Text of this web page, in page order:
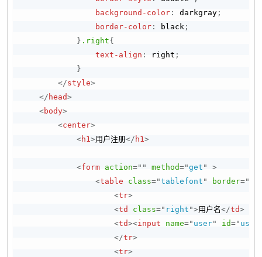
background-color : darkgray ;
border-color : black ;
} .right{
text-align : right ;
}
</style>
</ head>
<body>
<center>
<h1 >用户注册</ h1 >
<form action=" " method="get "
>
<table class="tablefont " border="
<tr>
<td class=" right ">用户名</td>
<td><input name=" user" id=" user
</tr>
<tr>